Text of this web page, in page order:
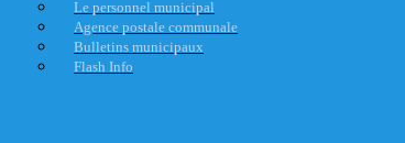
Le personnel municipal
Agence postale communale
Bulletins municipaux
Flash Info